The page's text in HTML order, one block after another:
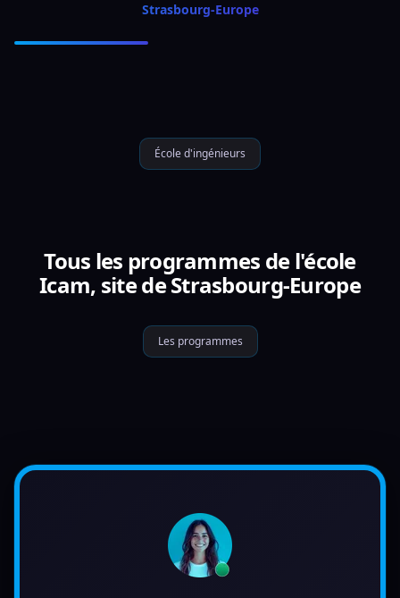
Strasbourg-Europe
École d'ingénieurs
Tous les programmes de l'école
Icam, site de Strasbourg-Europe
Les programmes